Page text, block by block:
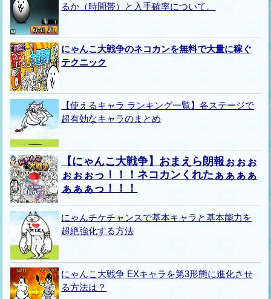
るか（時間帯）と入手確率について。
にゃんこ大戦争のネコカンを無料で大量に稼ぐ
テクニック
【使えるキャラ ランキング一覧】各ステージで
超有効なキャラのまとめ
【にゃんこ大戦争】おまえら朗報ぉぉぉ
ぉぉぉっ！！！ネコカンくれたぁぁぁぁ
ぁぁぁっ！！！
にゃんチケチャンスで基本キャラと基本能力を
超絶強化する方法
にゃんこ大戦争 EXキャラを第3形態に進化させ
る方法は？